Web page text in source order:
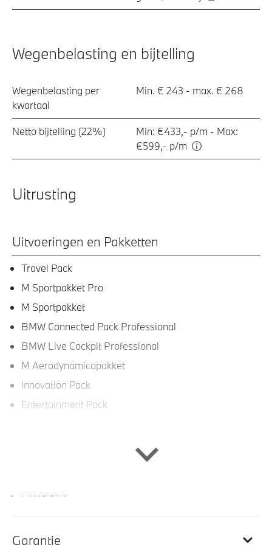
Wegenbelasting en bijtelling
Wegenbelasting per
kwartaal
Min. € 243 - max. € 268
Netto bijtelling (22%)
Min: €433,- p/m - Max:
€599,- p/m
Uitrusting
Uitvoeringen en Pakketten
Travel Pack
M Sportpakket Pro
M Sportpakket
BMW Connected Pack Professional
BMW Live Cockpit Professional
M Aerodynamicapakket
Innovation Pack
Entertainment Pack
Sportstuur
Sportstoelen voor
M Sportstuurwiel met leder bekleed
Garantie